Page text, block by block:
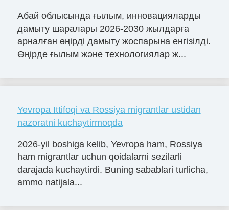
Абай облысында ғылым, инновацияларды
дамыту шаралары 2026-2030 жылдарға
арналған өңірді дамыту жоспарына енгізілді.
Өңірде ғылым және технологиялар ж...
Yevropa Ittifoqi va Rossiya migrantlar ustidan
nazoratni kuchaytirmoqda
2026-yil boshiga kelib, Yevropa ham, Rossiya
ham migrantlar uchun qoidalarni sezilarli
darajada kuchaytirdi. Buning sabablari turlicha,
ammo natijala...